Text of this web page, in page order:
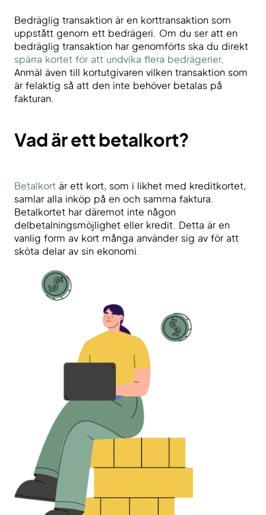
Bedräglig transaktion är en korttransaktion som
uppstått genom ett bedrägeri. Om du ser att en
bedräglig transaktion har genomförts ska du direkt
spärra kortet för att undvika flera bedrägerier.
Anmäl även till kortutgivaren vilken transaktion som
är felaktig så att den inte behöver betalas på
fakturan.
Vad är ett betalkort?
Betalkort är ett kort, som i likhet med kreditkortet,
samlar alla inköp på en och samma faktura.
Betalkortet har däremot inte någon
delbetalningsmöjlighet eller kredit. Detta är en
vanlig form av kort många använder sig av för att
sköta delar av sin ekonomi.